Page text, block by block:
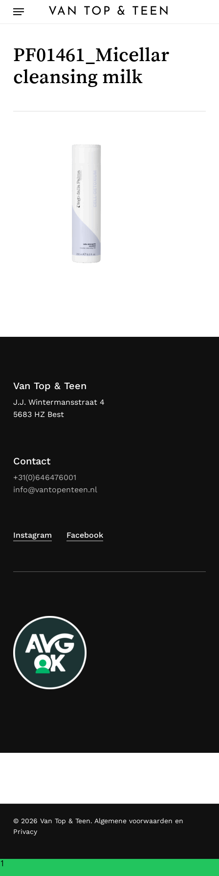
VAN TOP & TEEN
Menu
PF01461_Micellar
cleansing milk
Van Top & Teen
J.J. Wintermansstraat 4
5683 HZ Best
Contact
+31(0)646476001
info@vantopenteen.nl
Instagram Facebook
© 2026 Van Top & Teen. Algemene voorwaarden en
Privacy
1